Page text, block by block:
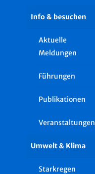
Info & besuchen
Aktuelle
Meldungen
Führungen
Publikationen
Veranstaltungen
Umwelt & Klima
Starkregen